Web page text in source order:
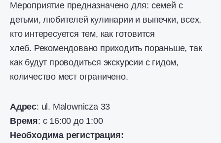
Мероприятие предназначено для: семей с
детьми, любителей кулинарии и выпечки, всех,
кто интересуется тем, как готовится
хлеб. Рекомендовано приходить пораньше, так
как будут проводиться экскурсии с гидом,
количество мест ограничено.
Адрес: ul. Malownicza 33
Время: с 16:00 до 1:00
Необходима регистрация: